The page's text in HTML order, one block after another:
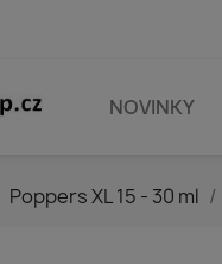
NOVINKY
Poppers XL 15 - 30 ml